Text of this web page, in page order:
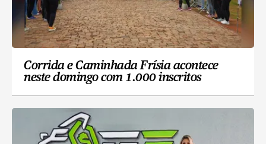
Corrida e Caminhada Frísia acontece
neste domingo com 1.000 inscritos